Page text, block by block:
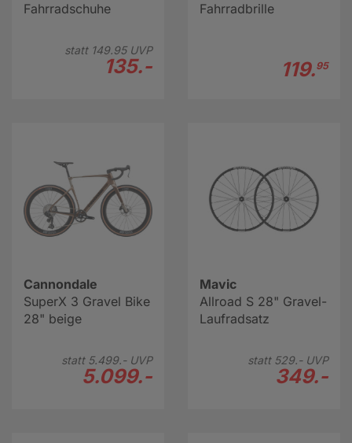
Fahrradschuhe
statt 149.95UVP
135.-
Fahrradbrille
119.95
Cannondale
SuperX 3 Gravel Bike
28" beige
statt 5.499.-UVP
5.099.-
Mavic
Allroad S 28" Gravel-
Laufradsatz
statt 529.-UVP
349.-